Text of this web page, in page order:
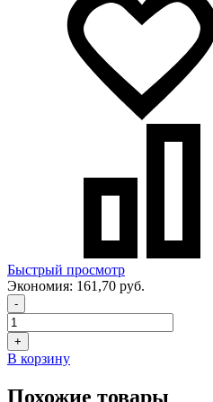
Быстрый просмотр
Экономия: 161,70 руб.
-
+
В корзину
Похожие товары